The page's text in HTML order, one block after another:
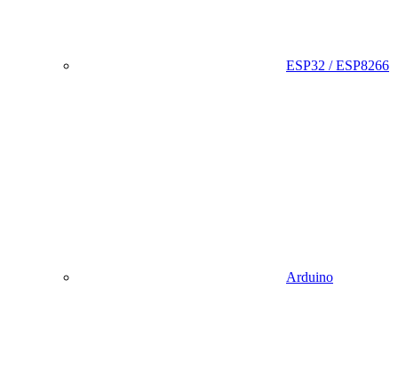
ESP32 / ESP8266
Arduino